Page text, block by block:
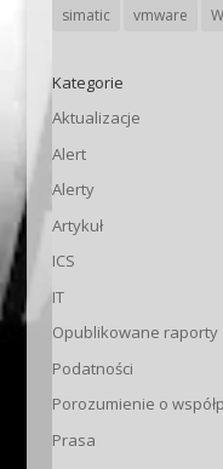
simatic
vmware
Kategorie
Aktualizacje
Alert
Alerty
Artykuł
ICS
IT
Opublikowane raporty
Podatności
Porozumienie o
Prasa